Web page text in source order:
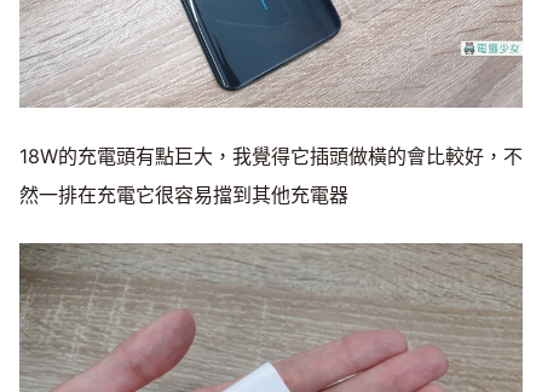
18W的充電頭有點巨大，我覺得它插頭做橫的會比較好，不
然一排在充電它很容易擋到其他充電器